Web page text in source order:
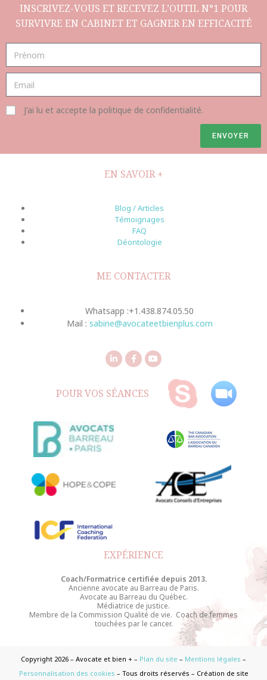
INSCRIVEZ-VOUS ET RECEVEZ L’OUTIL N°1 POUR
SURVIVRE EN CABINET ET GAGNER EN EFFICACITÉ
J'ai lu et accepte la politique de confidentialité.
ENVOYER
EN SAVOIR +
Blog / Articles
Témoignages
FAQ
Déontologie
ME CONTACTER
Whatsapp :+1.438.874.05.50
Mail : sabine@avocateetbienplus.com
POUR VOS SÉANCES
EXPÉRIENCE
Coach/Formatrice certifiée depuis 2013.
Ancienne avocate au Barreau de Paris.
Avocate au Barreau du Québec.
Médiatrice de justice.
Membre de la Commission Qualité de vie. Coach de femmes
touchées par le cancer.
Copyright 2026 – Avocate et bien + – Plan du site – Mentions légales –
Personnalisation des cookies – Tous droits réservés – Création de site